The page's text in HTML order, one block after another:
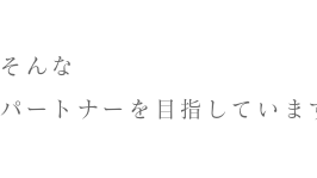
そんな
パートナーを目指していま